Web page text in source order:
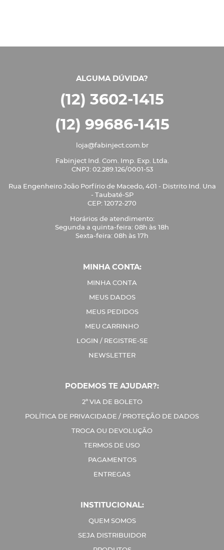
ALGUMA DÚVIDA?
(12) 3602-1415
(12) 99686-1415
loja@fabinject.com.br
Fabinject Ind. Com. Imp. Exp. Ltda.
CNPJ: 02.289.126/0001-53
Rua Engenheiro João Porfírio de Macedo, 401 - Distrito Ind. Una
- Taubaté-SP
CEP: 12072-270
Horários de atendimento:
Segunda a quinta-feira: 08h às 18h
Sexta-feira: 08h às 17h
MINHA CONTA:
MINHA CONTA
MEUS DADOS
MEUS PEDIDOS
MEU CARRINHO
LOGIN / REGISTRE-SE
NEWSLETTER
PODEMOS TE AJUDAR?:
2º VIA DE BOLETO
POLÍTICA DE PRIVACIDADE / PROTEÇÃO DE DADOS
TROCA OU DEVOLUÇÃO
TERMOS DE USO
PAGAMENTOS
ENTREGAS
INSTITUCIONAL:
QUEM SOMOS
SEJA DISTRIBUIDOR